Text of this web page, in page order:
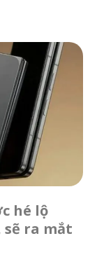
hé lộ
ra mắt